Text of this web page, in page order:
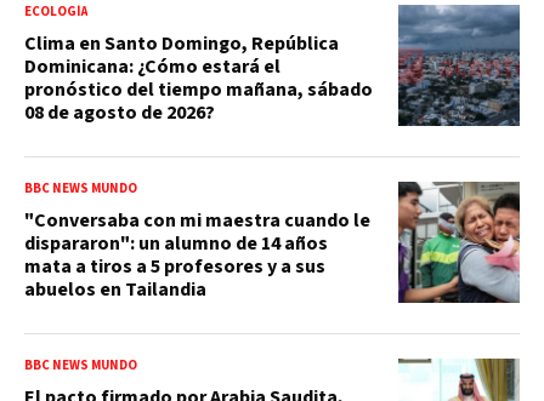
ECOLOGÍA
Clima en Santo Domingo, República
Dominicana: ¿Cómo estará el
pronóstico del tiempo mañana, sábado
08 de agosto de 2026?
BBC NEWS MUNDO
"Conversaba con mi maestra cuando le
dispararon": un alumno de 14 años
mata a tiros a 5 profesores y a sus
abuelos en Tailandia
BBC NEWS MUNDO